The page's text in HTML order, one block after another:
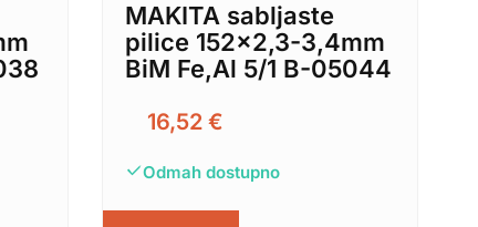
MAKITA sabljaste
pilice 152×2,3-3,4mm
BiM Fe,Al 5/1 B-05044
16,52 €
Odmah dostupno